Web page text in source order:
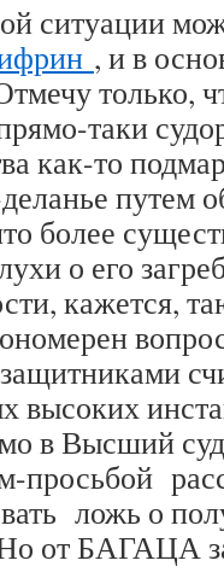
ситуации
, и в
только,
таки
как-то
путем
более
о его
кажется,
высоких
в Высший
просьбой
ложь о
от БАГАЦА